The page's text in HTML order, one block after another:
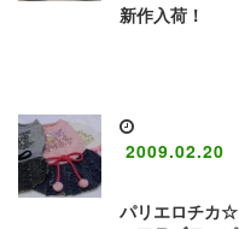
新作入荷！
2009.02.20
パリエロチカ☆